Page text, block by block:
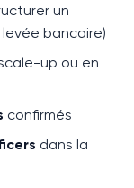
un
bancaire)
up ou en
confirmés
dans la